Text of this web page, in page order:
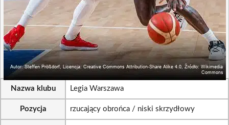
Nazwa klubu Legia Warszawa
Pozycja rzucający obrońca / niski skrzydłowy